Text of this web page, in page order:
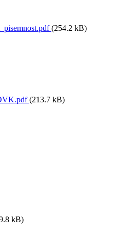
(254.2 kB)
(213.7 kB)
kB)